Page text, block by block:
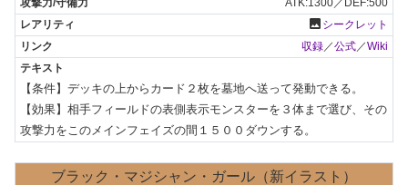
photo シークレット
収録 ／公式 ／Wiki
【条件】デッキの上からカード２枚を墓地へ送って発動できる。
【効果】相手フィールドの表側表示モンスターを３体まで選び、その
攻撃力をこのメインフェイズの間１５００ダウンする。
ブラック・マジシャン・ガール（新イラスト）